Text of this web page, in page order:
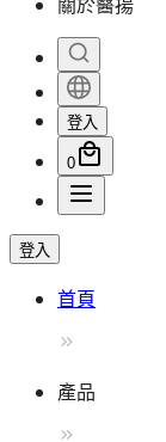
登入
0
登入
首頁
產品